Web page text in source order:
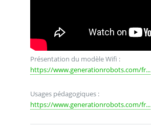
Présentation du modèle Wifi :
https://www.generationrobots.com/fr...
Usages pédagogiques :
https://www.generationrobots.com/fr...